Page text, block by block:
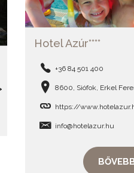
Hotel Azúr****
+36 84 501 400
8600, Siófok, Erkel
https://
info@hotelazur.hu